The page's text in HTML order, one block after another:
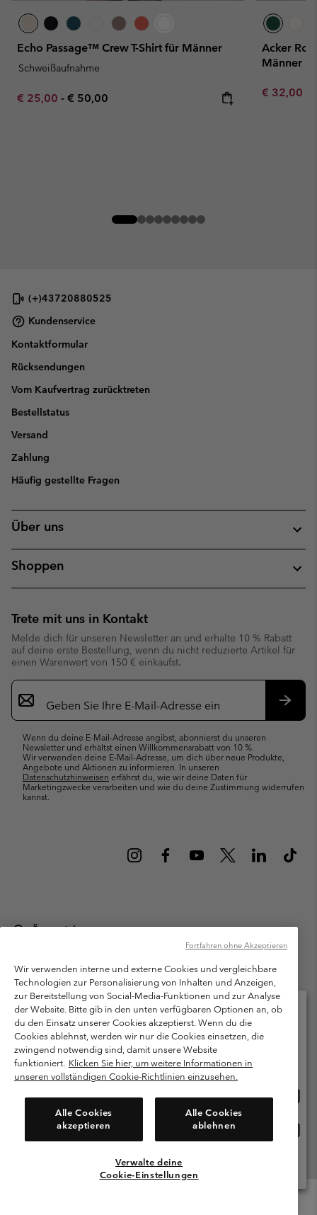
Echo Passage™ Crew T-Shirt für Männer
Schweißaufnahme
Minimum sale price:
€ 25,00 - Maximum price:
€ 50,00
Acker
Männer
Minimum
€ 32,00
(+)43720880525
Kundenservice
Kontaktformular
Rücksendungen
Vom Kaufvertrag zurücktreten
Bestellstatus
Versand
Zahlung
Häufig gestellte Fragen
Über uns
Shoppen
Trete mit uns in Kontakt
Melde dich für unseren Newsletter an und erhalte 10 % Rabatt
auf deine erste Bestellung, wenn du nicht reduzierte Artikel für
einen Warenwert von 150 € einkaufst.
Newsletter-
Anmeldung
Wenn du deine E-Mail-Adresse angibst, abonnierst du unseren
Newsletter und erhältst einen Willkommensrabatt von 10 %.
Wir verwenden deine E-Mail-Adresse, um dich über neue Produkte,
Angebote und Aktionen zu informieren. In unseren
Datenschutzhinweisen erfährst du, wie wir deine Daten für
Marketingzwecke verarbeiten und wie du deine Zustimmung widerrufen
kannst.
Österreich
Columbia Sportswear Austria GmbH. Moosfeldstraße 1, 5101
Bergheim, Salzburg Österreich. Alle Rechte vorbehalten.
Nutzungsbedingungen
Allgemeine Verkaufsbedingungen
Garantie
Datenschutzerklärung
Bestimmungen und Bedingungen des Mitglieder Programms
Nutzungsbedingungen Für Nutzergenerierte Inhalte
Cookies
Kundenservice: Mo- Fr. 9:00 - 13:00 & 14:00- 18:00 Uhr
(+)43720880525
Wir verwenden interne und externe Cookies und vergleichbare
Technologien zur Personalisierung von Inhalten und Anzeigen,
zur Bereitstellung von Social-Media-Funktionen und zur Analyse
der Website. Bitte gib in den unten verfügbaren Optionen an, ob
du den Einsatz unserer Cookies akzeptierst. Wenn du die
Cookies ablehnst, werden wir nur die Cookies einsetzen, die
zwingend notwendig sind, damit unsere Website
funktioniert. Klicken Sie hier, um weitere Informationen in
unseren vollständigen Cookie-Richtlinien einzusehen.
Alle Cookies
akzeptieren
Alle Cookies
ablehnen
Verwalte deine
Cookie-Einstellungen
Fortfahren ohne Akzeptieren
Bitte wählen Sie Ihr Lieferland und Ihre Sprache
Online-Einkauf verfügbar
Österreich
Alle Länder Anzeigen